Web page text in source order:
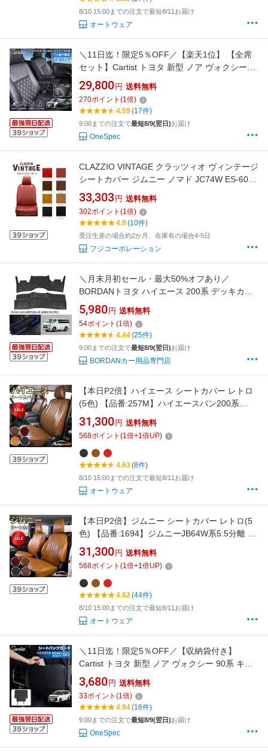
8/10 15:00までの注文で最短8/11お届け
オートウェア
＼11日迄！限定5％OFF／【楽天1位】 【全席
セット】Cartist トヨタ 新型 ノア ヴォクシー
90系 シートカバー 7人乗り 全席 運転席 助手席
カーシート 座席カバー 1列目 2列目 3列目 キル
ティング ガソリン ハイブリッド TOYOTA
NOAH VOXY 専用 パーツ アクセサリー
29,800 円 送料無料
270ポイント (1倍)
4.59(17件)
9:00までの注文で最短8/9(翌日)お届け
OneSpec
CLAZZIO VINTAGE クラッツィオ ヴィンテージ
シートカバー ジムニー ノマド JC74W ES-6017
定員4人 送料無料（北海道/沖縄本島+￥800）
33,303 円 送料無料
302ポイント (1倍)
4.9(10件)
受注生産の場合約2か月、在庫有の場合4-5日
フジコーポレーション
＼月末月初セール・最大50%オフあり／
BORDANトヨタ ハイエース 200系 デッキカバ
ー 1型~9型 リア/フロントデッキカバー フロン
ト シートカバー 標準ボディ ワイドボディ エン
ジンルームカバー フロアカバー エンジンルー
ム 断熱 ハイエース 内装パーツ 汚れ傷防止 1年
保証
5,980 円 送料無料
54ポイント (1倍)
4.44(25件)
9:00までの注文で最短8/9(翌日)お届け
BORDANカー用品専門店
【本日P2倍】ハイエース シートカバー レトロ
(5色) 【品番:257M】ハイエースバン200系
SuperGL2012年 トヨタ 1台分セット 車シート
カバー 専門オートウェア ◆本日19%OFF
31,300 円 送料無料
568ポイント (1倍+1倍UP)
4.63(8件)
8/10 15:00までの注文で最短8/11お届け
オートウェア
【本日P2倍】ジムニー シートカバー レトロ(5
色) 【品番:1694】ジムニーJB64W系5:5分離 ス
ズキ 1台分セット 車シートカバー 専門オートウ
ェア ◆本日19%OFF
31,300 円 送料無料
568ポイント (1倍+1倍UP)
4.82(44件)
8/10 15:00までの注文で最短8/11お届け
オートウェア
＼11日迄！限定5％OFF／【収納袋付き】
Cartist トヨタ 新型 ノア ヴォクシー 90系 キッ
クガード シートバック プロテクター シートバ
ックガード 収納ポケット 車用 収納バッグ 座席
用 ガードマット 小物収納 傷 汚れ 防止 アクセ
サリー パーツ 内装
3,680 円 送料無料
33ポイント (1倍)
4.94(16件)
9:00までの注文で最短8/9(翌日)お届け
OneSpec